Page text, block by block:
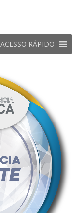
ACESSO RÁPIDO